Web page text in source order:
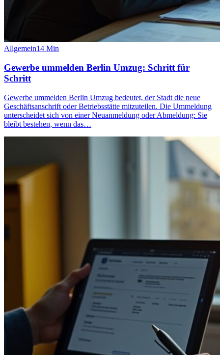
Allgemein14 Min
Gewerbe ummelden Berlin Umzug: Schritt für
Schritt
Gewerbe ummelden Berlin Umzug bedeutet, der Stadt die neue
Geschäftsanschrift oder Betriebsstätte mitzuteilen. Die Ummeldung
unterscheidet sich von einer Neuanmeldung oder Abmeldung: Sie
bleibt bestehen, wenn das…